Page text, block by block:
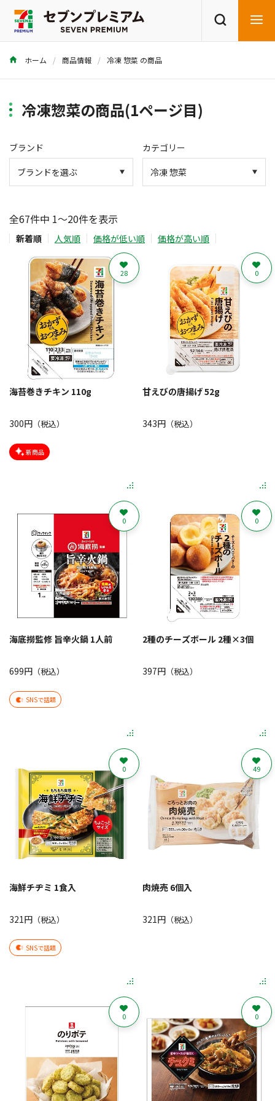
商品を探す レシピを探す
ホーム 商品情報 冷凍 惣菜 の商品
冷凍惣菜の商品(1ページ目)
ブランド カテゴリー
全67件中 1～20件を表示
新着順 人気順 価格が低い順 価格が高い順
海苔巻きチキン 110g
300円 （税込）
新商品
28
甘えびの唐揚げ 52g
343円（税込）
0
海底撈監修 旨辛火鍋 1人前
699円 （税込）
SNSで話題
0
2種のチーズボール 2種×3個
397円（税込）
0
海鮮チヂミ 1食入
321円 （税込）
SNSで話題
0
肉焼売 6個入
321円（税込）
49
0 0